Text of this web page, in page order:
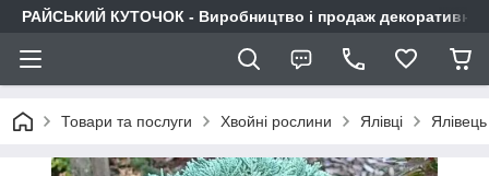
РАЙСЬКИЙ КУТОЧОК - Виробництво і продаж декоративних
Товари та послуги Хвойні рослини Ялівці